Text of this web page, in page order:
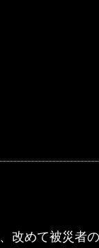
改めて被災者